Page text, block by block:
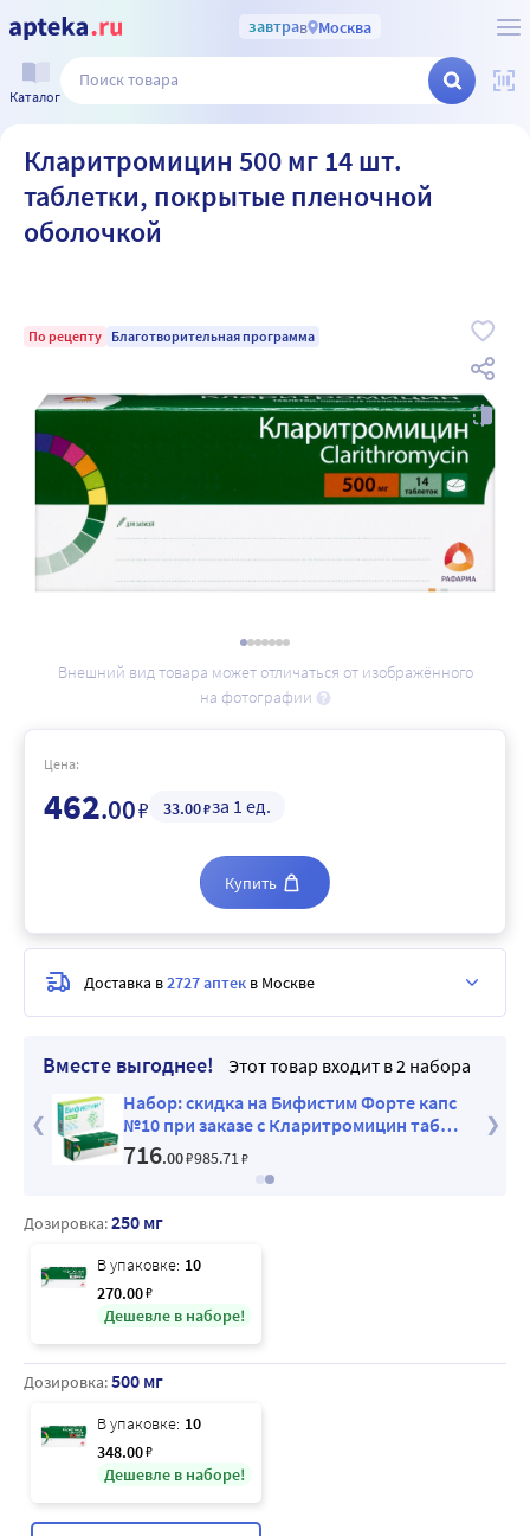
завтрав Москва
Каталог
Кларитромицин 500 мг 14 шт.
таблетки, покрытые пленочной
оболочкой
По рецепту Благотворительная программа
Внешний вид товара может отличаться от изображённого
на фотографии
Вместе выгоднее!
Этот товар входит в 2 набора
Набор: скидка на Бифистим Форте капс
№10 при заказе с Кларитромицин таб
500мг №14
716.00₽985.71₽
Дозировка:250 мг
В упаковке: 10
270.00₽
Дешевле в наборе!
Дозировка:500 мг
В упаковке: 10
348.00₽
Дешевле в наборе!
Цена:
462.00₽ 33.00₽за 1 ед.
Купить
Доставка в2727 аптек в Москве